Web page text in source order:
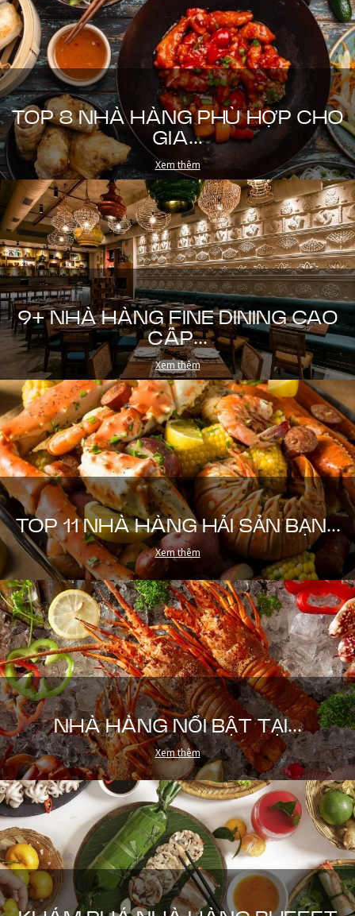
TOP 8 NHÀ HÀNG PHÙ HỢP CHO
GIA...
Xem thêm
9+ NHÀ HÀNG FINE DINING CAO
CẤP...
Xem thêm
TOP 11 NHÀ HÀNG HẢI SẢN BẠN...
Xem thêm
NHÀ HÀNG NỔI BẬT TẠI...
Xem thêm